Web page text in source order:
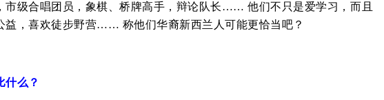
市级合唱团员，象棋、桥牌高手，辩论队长…… 他们不只是爱学习，而且
益，喜欢徒步野营…… 称他们华裔新西兰人可能更恰当吧？
什么？